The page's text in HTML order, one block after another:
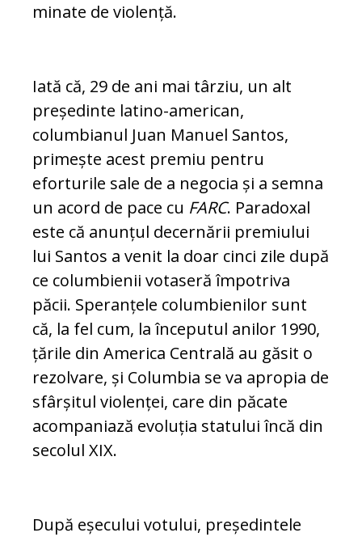
minate de violență.
Iată că, 29 de ani mai târziu, un alt
preșe­dinte latino-american,
columbianul Juan Manuel Santos,
primește acest premiu pen­tru
eforturile sale de a negocia și a sem­na
un acord de pace cu FARC. Para­doxal
este că anunțul decernării premiului
lui Santos a venit la doar cinci zile după
ce columbienii votaseră împotriva
păcii. Spe­ranțele columbienilor sunt
că, la fel cum, la începutul anilor 1990,
țările din America Centrală au găsit o
rezolvare, și Columbia se va apropia de
sfârșitul vio­lenței, care din păcate
acompaniază evo­luția statului încă din
secolul XIX.
După eșecului votului, președintele